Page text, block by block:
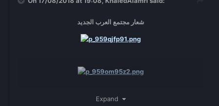
شعار مجتمع العرب الجديد
Expand